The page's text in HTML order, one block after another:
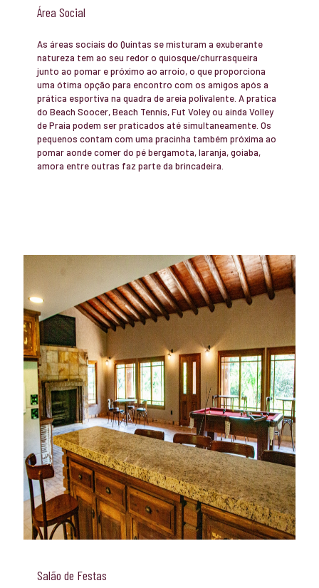
Área Social
As áreas sociais do Quintas se misturam a exuberante
natureza tem ao seu redor o quiosque/churrasqueira
junto ao pomar e próximo ao arroio, o que proporciona
uma ótima opção para encontro com os amigos após a
prática esportiva na quadra de areia polivalente. A pratica
do Beach Soocer, Beach Tennis, Fut Voley ou ainda Volley
de Praia podem ser praticados até simultaneamente. Os
pequenos contam com uma pracinha também próxima ao
pomar aonde comer do pé bergamota, laranja, goiaba,
amora entre outras faz parte da brincadeira.
Salão de Festas